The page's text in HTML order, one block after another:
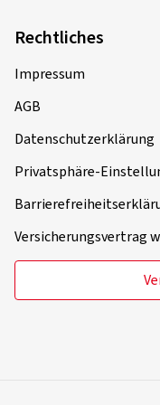
Felgengröße in Zoll:
Felgen montiert auf:
Fahrzeugtyp:
Verifizierter Kauf
Felgengröße in Zoll:
Rechtliches
Impressum
AGB
Datenschutzerklärung
Privatsphäre-
Versicherungsvertrag